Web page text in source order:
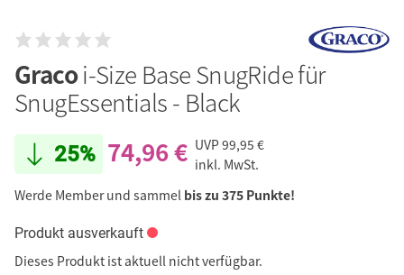
Gracoi-Size Base SnugRide für
SnugEssentials - Black
25% 74,96 € UVP99,95 €
inkl. MwSt.
Werde Member und sammel bis zu 375 Punkte!
Produkt ausverkauft
Dieses Produkt ist aktuell nicht verfügbar.